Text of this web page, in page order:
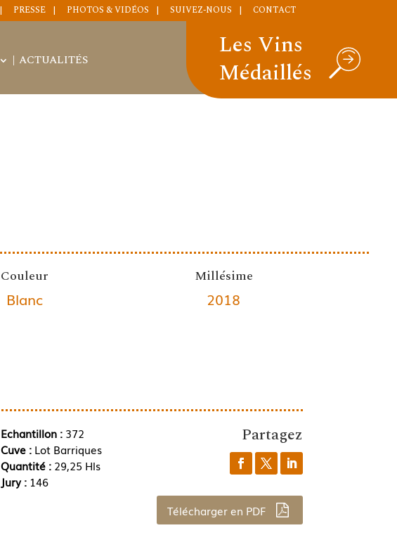
PRESSE PHOTOS & VIDÉOS SUIVEZ-NOUS CONTACT
ACTUALITÉS
Les Vins
Médaillés
Couleur
Blanc
Millésime
2018
Echantillon :372
Cuve : Lot Barriques
Quantité : 29,25 Hls
Jury : 146
Partagez
Télécharger en PDF